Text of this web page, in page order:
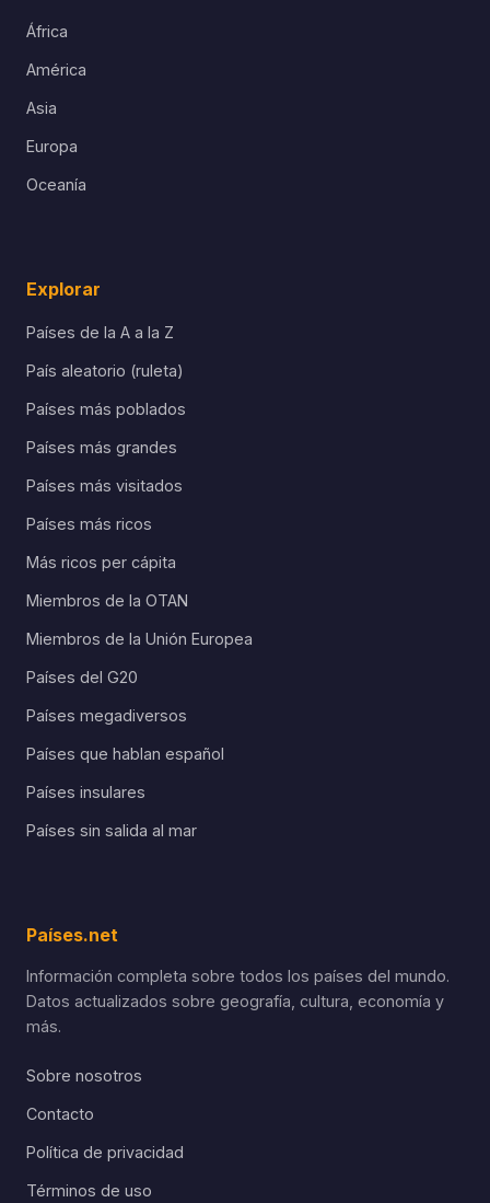
África
América
Asia
Europa
Oceanía
Explorar
Países de la A a la Z
País aleatorio (ruleta)
Países más poblados
Países más grandes
Países más visitados
Países más ricos
Más ricos per cápita
Miembros de la OTAN
Miembros de la Unión Europea
Países del G20
Países megadiversos
Países que hablan español
Países insulares
Países sin salida al mar
Países.net
Información completa sobre todos los países del mundo.
Datos actualizados sobre geografía, cultura, economía y
más.
Sobre nosotros
Contacto
Política de privacidad
Términos de uso